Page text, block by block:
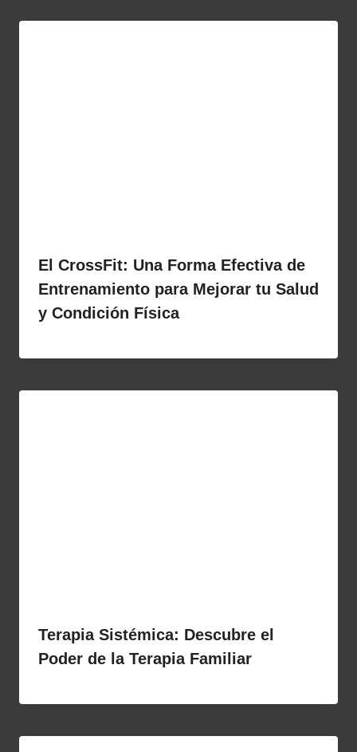
El CrossFit: Una Forma Efectiva de
Entrenamiento para Mejorar tu Salud
y Condición Física
Terapia Sistémica: Descubre el
Poder de la Terapia Familiar